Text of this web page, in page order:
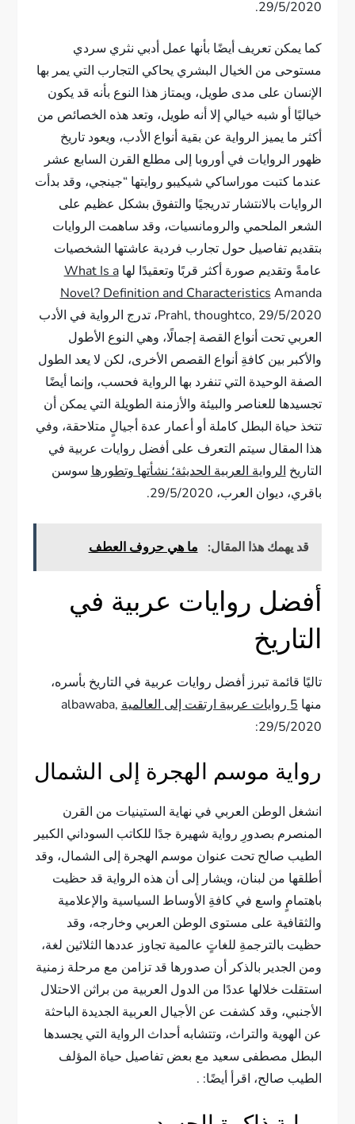
29/5/2020.
كما يمكن تعريف أيضًا بأنها عمل أدبي نثري سردي
مستوحى من الخيال البشري يحاكي التجارب التي يمر بها
الإنسان على مدى طويل، ويمتاز هذا النوع بأنه قد يكون
خياليًا أو شبه خيالي إلا أنه طويل، وتعد هذه الخصائص من
أكثر ما يميز الرواية عن بقية أنواع الأدب، ويعود تاريخ
ظهور الروايات في أوروبا إلى مطلع القرن السابع عشر
عندما كتبت موراساكي شيكيبو روايتها “جينجي، وقد بدأت
الروايات بالانتشار تدريجيًا والتفوق بشكل عظيم على
الشعر الملحمي والرومانسيات، وقد ساهمت الروايات
بتقديم تفاصيل حول تجارب فردية عاشتها الشخصيات
عامةً وتقديم صورة أكثر قربًا وتعقيدًا لهاWhat Is a
Novel? Definition and Characteristics Amanda
Prahl, thoughtco, 29/5/2020، تدرج الرواية في الأدب
العربي تحت أنواع القصة إجمالًا، وهي النوع الأطول
والأكبر بين كافةِ أنواع القصص الأخرى، لكن لا يعد الطول
الصفة الوحيدة التي تنفرد بها الرواية فحسب، وإنما أيضًا
تجسيدها للعناصر والبيئة والأزمنة الطويلة التي يمكن أن
تتخذ حياة البطل كاملة أو أعمار عدة أجيالٍ متلاحقة، وفي
هذا المقال سيتم التعرف على أفضل روايات عربية في
التاريخ الرواية العربية الحديثة؛ نشأتها وتطورها سوسن
باقري، ديوان العرب، 29/5/2020.
قد يهمك هذا المقال: ما هي حروف العطف
أفضل روايات عربية في
التاريخ
تاليًا قائمة تبرز أفضل روايات عربية في التاريخ بأسره،
منها 5 روايات عربية ارتقت إلى العالمية
albawaba,
29/5/2020:
رواية موسم الهجرة إلى الشمال
انشغل الوطن العربي في نهاية الستينيات من القرن
المنصرم بصدورِ رواية شهيرة جدًا للكاتب السوداني الكبير
الطيب صالح تحت عنوان موسم الهجرة إلى الشمال، وقد
أطلقها من لبنان، ويشار إلى أن هذه الرواية قد حظيت
باهتمامٍ واسع في كافةِ الأوساط السياسية والإعلامية
والثقافية على مستوى الوطن العربي وخارجه، وقد
حظيت بالترجمةِ للغاتٍ عالمية تجاوز عددها الثلاثين لغة،
ومن الجدير بالذكر أن صدورها قد تزامن مع مرحلة زمنية
استقلت خلالها عددًا من الدول العربية من براثن الاحتلال
الأجنبي، وقد كشفت عن الأجيال العربية الجديدة الباحثة
عن الهوية والتراث، وتتشابه أحداث الرواية التي يجسدها
البطل مصطفى سعيد مع بعض تفاصيل حياة المؤلف
الطيب صالح، اقرأ أيضًا: .